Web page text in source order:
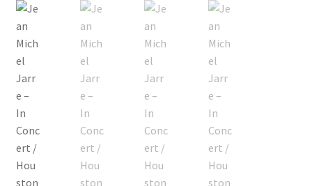
Listă produse
Oferta lunii
Blog